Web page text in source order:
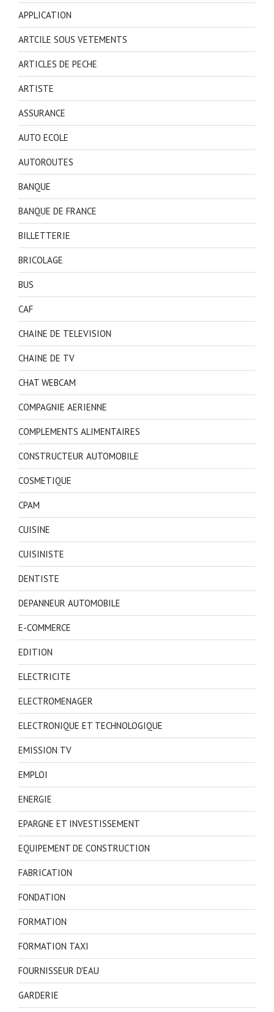
APPLICATION
ARTCILE SOUS VETEMENTS
ARTICLES DE PECHE
ARTISTE
ASSURANCE
AUTO ECOLE
AUTOROUTES
BANQUE
BANQUE DE FRANCE
BILLETTERIE
BRICOLAGE
BUS
CAF
CHAINE DE TELEVISION
CHAINE DE TV
CHAT WEBCAM
COMPAGNIE AERIENNE
COMPLEMENTS ALIMENTAIRES
CONSTRUCTEUR AUTOMOBILE
COSMETIQUE
CPAM
CUISINE
CUISINISTE
DENTISTE
DEPANNEUR AUTOMOBILE
E-COMMERCE
EDITION
ELECTRICITE
ELECTROMENAGER
ELECTRONIQUE ET TECHNOLOGIQUE
EMISSION TV
EMPLOI
ENERGIE
EPARGNE ET INVESTISSEMENT
EQUIPEMENT DE CONSTRUCTION
FABRICATION
FONDATION
FORMATION
FORMATION TAXI
FOURNISSEUR D'EAU
GARDERIE